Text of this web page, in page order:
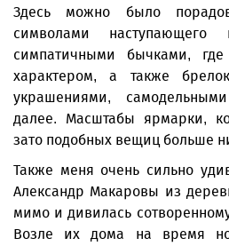
Здесь можно было
символами
симпатичными бычками,
характером, а также
украшениями,
далее. Масштабы ярмарки,
зато подобных вещиц больше
Также меня очень сильно
Александр Макаровы из
мимо и дивилась
Возле их дома на время